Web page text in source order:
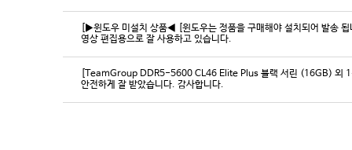
[▶윈도우 미설치 상품◀ [윈도우는 정품을 구매해야 설치되어 발송
영상 편집용으로 잘 사용하고 있습니다.
[TeamGroup DDR5-5600 CL46 Elite Plus 블랙 서린 (16GB) 외
안전하게 잘 받았습니다. 감사합니다.